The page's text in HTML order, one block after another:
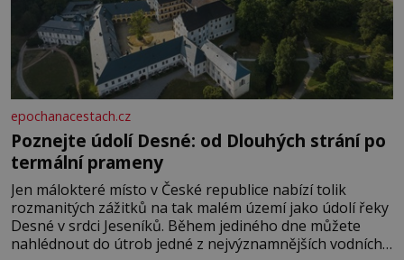
epochanacestach.cz
Poznejte údolí Desné: od Dlouhých strání po
termální prameny
Jen málokteré místo v České republice nabízí tolik
rozmanitých zážitků na tak malém území jako údolí řeky
Desné v srdci Jeseníků. Během jediného dne můžete
nahlédnout do útrob jedné z nejvýznamnějších vodních